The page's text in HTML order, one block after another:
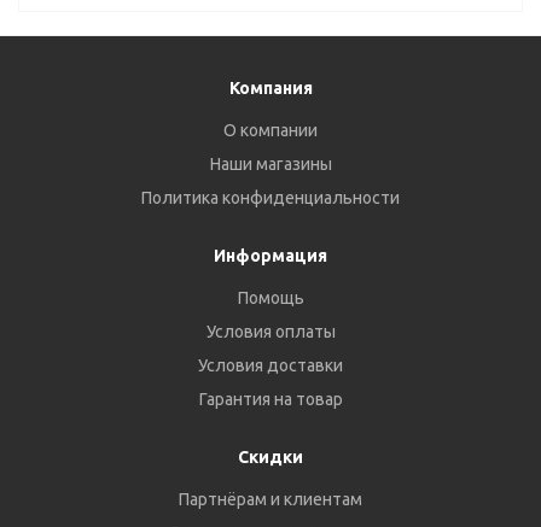
Компания
О компании
Наши магазины
Политика конфиденциальности
Информация
Помощь
Условия оплаты
Условия доставки
Гарантия на товар
Скидки
Партнёрам и клиентам